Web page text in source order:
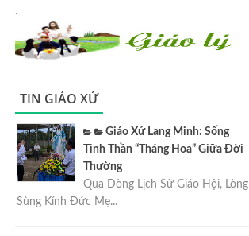
.
TIN GIÁO XỨ
Giáo Xứ Lang Minh: Sống
Tinh Thần “Tháng Hoa” Giữa Đời
Thường
Qua Dòng Lịch Sử Giáo Hội, Lòng
Sùng Kính Đức Mẹ...